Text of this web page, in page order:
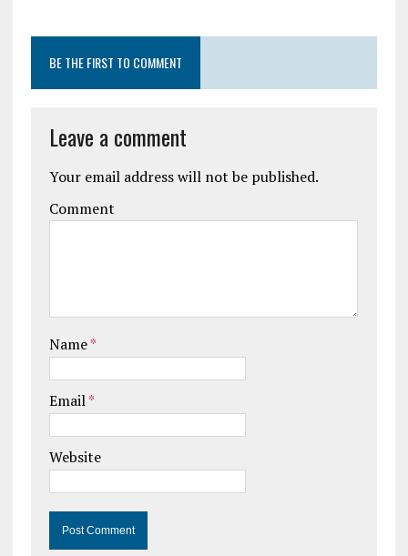
BE THE FIRST TO COMMENT
Leave a comment
Your email address will not be published.
Comment
Name*
Email*
Website